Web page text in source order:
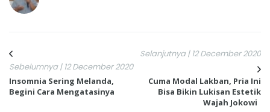
Sebelumnya | 12 December 2020
Insomnia Sering Melanda,
Begini Cara Mengatasinya
Selanjutnya | 12 December 2020
Cuma Modal Lakban, Pria Ini
Bisa Bikin Lukisan Estetik
Wajah Jokowi